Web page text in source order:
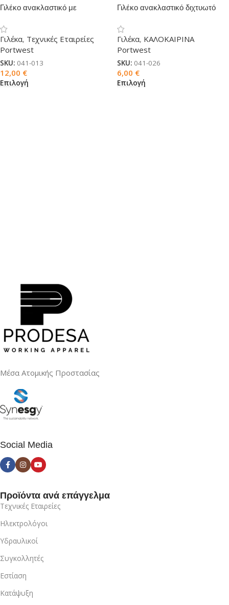
Γιλέκο ανακλαστικό με
Γιλέκα, Τεχνικές Εταιρείες
Portwest
SKU: 041-013
12,00 €
Επιλογή
Γιλέκο ανακλαστικό διχτυωτό
Γιλέκα, ΚΑΛΟΚΑΙΡΙΝΑ
Portwest
SKU: 041-026
6,00 €
Επιλογή
Μέσα Ατομικής Προστασίας
Social Media
Προϊόντα ανά επάγγελμα
Τεχνικές Εταιρείες
Ηλεκτρολόγοι
Υδραυλικοί
Συγκολλητές
Εστίαση
Κατάψυξη